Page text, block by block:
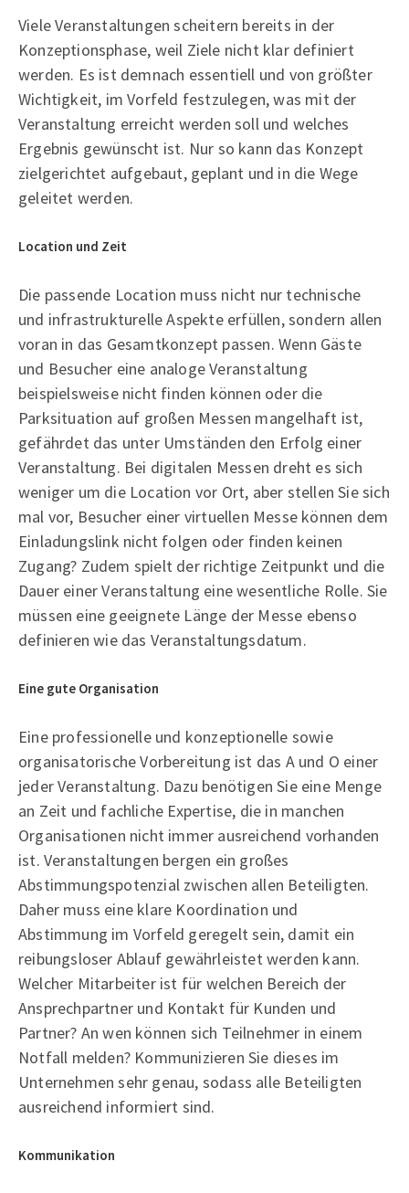
Viele Veranstaltungen scheitern bereits in der
Konzeptionsphase, weil Ziele nicht klar definiert
werden. Es ist demnach essentiell und von größter
Wichtigkeit, im Vorfeld festzulegen, was mit der
Veranstaltung erreicht werden soll und welches
Ergebnis gewünscht ist. Nur so kann das Konzept
zielgerichtet aufgebaut, geplant und in die Wege
geleitet werden.
Location und Zeit
Die passende Location muss nicht nur technische
und infrastrukturelle Aspekte erfüllen, sondern allen
voran in das Gesamtkonzept passen. Wenn Gäste
und Besucher eine analoge Veranstaltung
beispielsweise nicht finden können oder die
Parksituation auf großen Messen mangelhaft ist,
gefährdet das unter Umständen den Erfolg einer
Veranstaltung. Bei digitalen Messen dreht es sich
weniger um die Location vor Ort, aber stellen Sie sich
mal vor, Besucher einer virtuellen Messe können dem
Einladungslink nicht folgen oder finden keinen
Zugang? Zudem spielt der richtige Zeitpunkt und die
Dauer einer Veranstaltung eine wesentliche Rolle. Sie
müssen eine geeignete Länge der Messe ebenso
definieren wie das Veranstaltungsdatum.
Eine gute Organisation
Eine professionelle und konzeptionelle sowie
organisatorische Vorbereitung ist das A und O einer
jeder Veranstaltung. Dazu benötigen Sie eine Menge
an Zeit und fachliche Expertise, die in manchen
Organisationen nicht immer ausreichend vorhanden
ist. Veranstaltungen bergen ein großes
Abstimmungspotenzial zwischen allen Beteiligten.
Daher muss eine klare Koordination und
Abstimmung im Vorfeld geregelt sein, damit ein
reibungsloser Ablauf gewährleistet werden kann.
Welcher Mitarbeiter ist für welchen Bereich der
Ansprechpartner und Kontakt für Kunden und
Partner? An wen können sich Teilnehmer in einem
Notfall melden? Kommunizieren Sie dieses im
Unternehmen sehr genau, sodass alle Beteiligten
ausreichend informiert sind.
Kommunikation